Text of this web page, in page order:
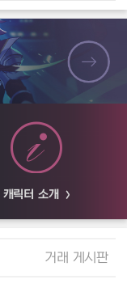
캐릭터 소개
거래 게시판